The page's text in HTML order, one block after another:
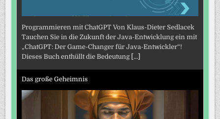
Programmieren mit ChatGPT Von Klaus-Dieter Sedlacek
Tauchen Sie in die Zukunft der Java-Entwicklung ein mit
„ChatGPT: Der Game-Changer für Java-Entwickler“!
Dieses Buch enthüllt die Bedeutung [...]
Das große Geheimnis